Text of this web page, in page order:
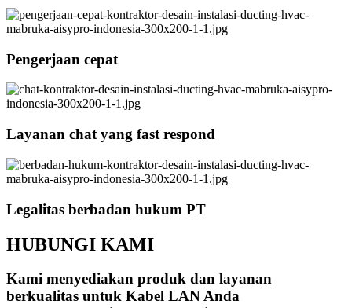
Pengerjaan cepat
Layanan chat yang fast respond
Legalitas berbadan hukum PT
HUBUNGI KAMI
Kami menyediakan produk dan layanan
berkualitas untuk Kabel LAN Anda